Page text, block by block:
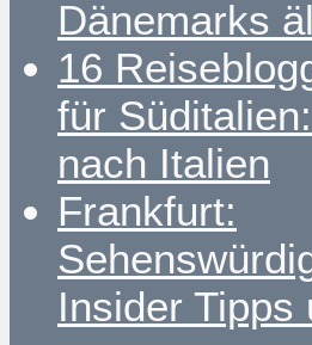
Dänemarks
16
für
nach Italien
Frankfurt:
Insider Tipps